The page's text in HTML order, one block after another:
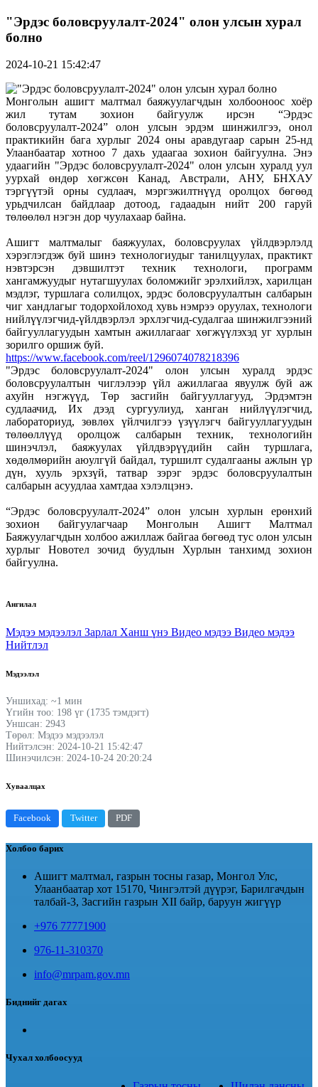
"Эрдэс боловсруулалт-2024" олон улсын хурал
болно
2024-10-21 15:42:47
Монголын ашигт малтмал баяжуулагчдын холбооноос хоёр
жил тутам зохион байгуулж ирсэн “Эрдэс
боловсруулалт-2024” олон улсын эрдэм шинжилгээ, онол
практикийн бага хурлыг 2024 оны аравдугаар сарын 25-нд
Улаанбаатар хотноо 7 дахь удаагаа зохион байгуулна. Энэ
удаагийн "Эрдэс боловсруулалт-2024" олон улсын хуралд уул
уурхай өндөр хөгжсөн Канад, Австрали, АНУ, БНХАУ
тэргүүтэй орны судлаач, мэргэжилтнүүд оролцох бөгөөд
урьдчилсан байдлаар дотоод, гадаадын нийт 200 гаруй
төлөөлөл нэгэн дор чуулахаар байна.
Ашигт малтмалыг баяжуулах, боловсруулах үйлдвэрлэлд
хэрэглэгдэж буй шинэ технологиудыг танилцуулах, практикт
нэвтэрсэн дэвшилтэт техник технологи, программ
хангамжуудыг нутагшуулах боломжийг эрэлхийлэх, харилцан
мэдлэг, туршлага солилцох, эрдэс боловсруулалтын салбарын
чиг хандлагыг тодорхойлоход хувь нэмрээ оруулах, технологи
нийлүүлэгчид-үйлдвэрлэл эрхлэгчид-судалгаа шинжилгээний
байгууллагуудын хамтын ажиллагааг хөгжүүлэхэд уг хурлын
зорилго оршиж буй.
https://www.facebook.com/reel/1296074078218396
"Эрдэс боловсруулалт-2024" олон улсын хуралд эрдэс
боловсруулалтын чиглэлээр үйл ажиллагаа явуулж буй аж
ахуйн нэгжүүд, Төр засгийн байгууллагууд, Эрдэмтэн
судлаачид, Их дээд сургуулиуд, ханган нийлүүлэгчид,
лабораториуд, зөвлөх үйлчилгээ үзүүлэгч байгууллагуудын
төлөөллүүд оролцож салбарын техник, технологийн
шинэчлэл, баяжуулах үйлдвэрүүдийн сайн туршлага,
хөдөлмөрийн аюулгүй байдал, туршилт судалгааны ажлын үр
дүн, хууль эрхзүй, татвар зэрэг эрдэс боловсруулалтын
салбарын асуудлаа хамтдаа хэлэлцэнэ.
“Эрдэс боловсруулалт-2024” олон улсын хурлын ерөнхий
зохион байгуулагчаар Монголын Ашигт Малтмал
Баяжуулагчдын холбоо ажиллаж байгаа бөгөөд тус олон улсын
хурлыг Новотел зочид буудлын Хурлын танхимд зохион
байгуулна.
Ангилал
Мэдээ мэдээлэл Зарлал Ханш үнэ Видео мэдээ Видео мэдээ
Нийтлэл
Мэдээлэл
Уншихад: ~1 мин
Үгийн тоо: 198 үг (1735 тэмдэгт)
Уншсан: 2943
Төрөл: Мэдээ мэдээлэл
Нийтэлсэн: 2024-10-21 15:42:47
Шинэчилсэн: 2024-10-24 20:20:24
Хуваалцах
Facebook Twitter PDF
Холбоо барих
Ашигт малтмал, газрын тосны газар, Монгол Улс,
Улаанбаатар хот 15170, Чингэлтэй дүүрэг, Барилгачдын
талбай-3, Засгийн газрын XII байр, баруун жигүүр
+976 77771900
976-11-310370
info@mrpam.gov.mn
Биднийг дагах
Чухал холбоосууд